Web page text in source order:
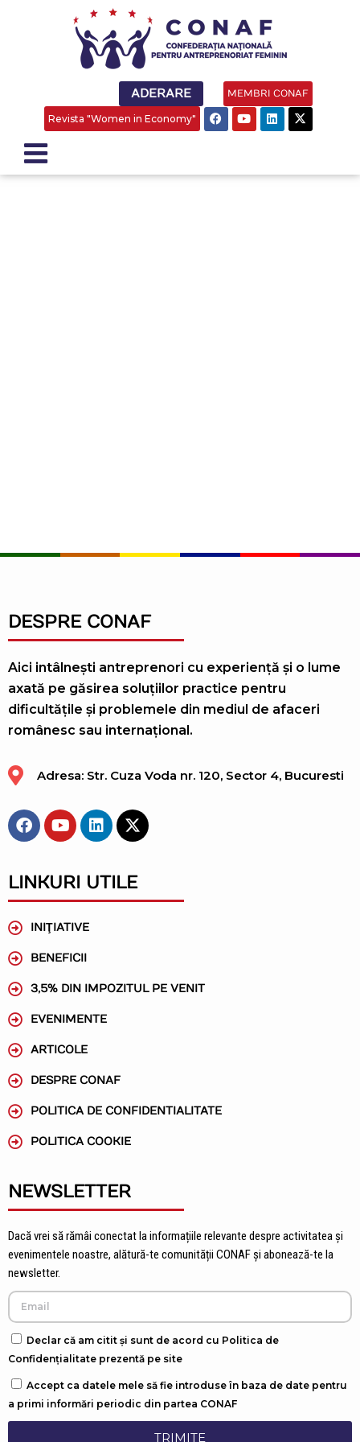
ADERARE MEMBRI CONAF
Revista "Women in Economy"
DESPRE CONAF
Aici intâlnești antreprenori cu experiență și o lume
axată pe găsirea soluțiilor practice pentru
dificultățile și problemele din mediul de afaceri
românesc sau internațional.
Adresa: Str. Cuza Voda nr. 120, Sector 4, Bucuresti
LINKURI UTILE
INIŢIATIVE
BENEFICII
3,5% DIN IMPOZITUL PE VENIT
EVENIMENTE
ARTICOLE
DESPRE CONAF
POLITICA DE CONFIDENTIALITATE
POLITICA COOKIE
NEWSLETTER
Dacă vrei să rămâi conectat la informațiile relevante despre activitatea și
evenimentele noastre, alătură-te comunității CONAF și abonează-te la
newsletter.
Declar că am citit și sunt de acord cu Politica de
Confidențialitate prezentă pe site
Accept ca datele mele să fie introduse în baza de date pentru
a primi informări periodic din partea CONAF
TRIMITE